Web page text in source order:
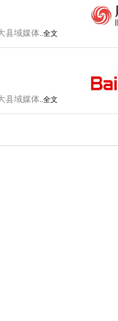
县域媒体..全文
县域媒体..全文